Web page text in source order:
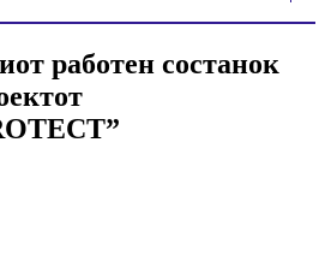
работен состанок